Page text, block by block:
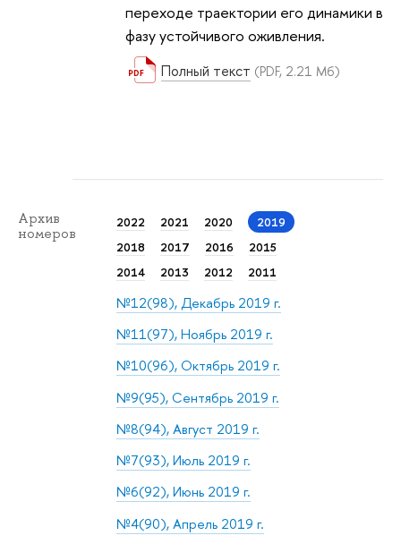
переходе траектории его динамики в
фазу устойчивого оживления.
Полный текст (PDF, 2.21 Мб)
Архив
номеров
2022 2021 2020
2019
2018
2017 2016
2015
2014
2013 2012 2011
№12(98), Декабрь 2019 г.
№11(97), Ноябрь 2019 г.
№10(96), Октябрь 2019 г.
№9(95), Сентябрь 2019 г.
№8(94), Август 2019 г.
№7(93), Июль 2019 г.
№6(92), Июнь 2019 г.
№4(90), Апрель 2019 г.